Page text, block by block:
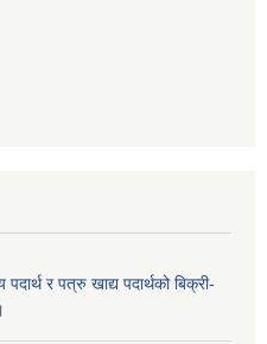
पदार्थ र पत्रु खाद्य पदार्थको बिक्री-